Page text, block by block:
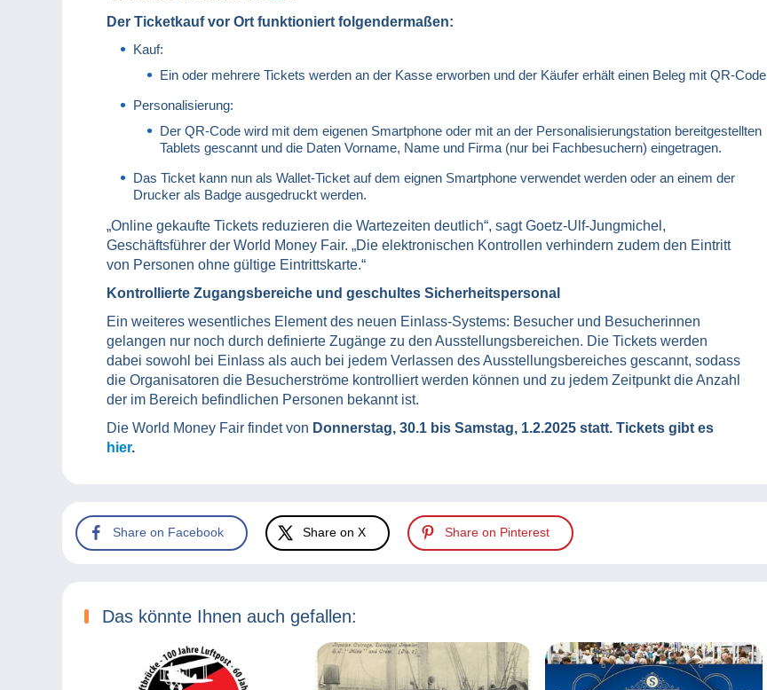
Der Ticketkauf vor Ort funktioniert folgendermaßen:
Kauf:
Ein oder mehrere Tickets werden an der Kasse erworben und der Käufer erhält einen Beleg mit QR-Code
Personalisierung:
Der QR-Code wird mit dem eigenen Smartphone oder mit an der Personalisierungstation bereitgestellten
Tablets gescannt und die Daten Vorname, Name und Firma (nur bei Fachbesuchern) eingetragen.
Das Ticket kann nun als Wallet-Ticket auf dem eignen Smartphone verwendet werden oder an einem der
Drucker als Badge ausgedruckt werden.
„Online gekaufte Tickets reduzieren die Wartezeiten deutlich“, sagt Goetz-Ulf-Jungmichel,
Geschäftsführer der World Money Fair. „Die elektronischen Kontrollen verhindern zudem den Eintritt
von Personen ohne gültige Eintrittskarte.“
Kontrollierte Zugangsbereiche und geschultes Sicherheitspersonal
Ein weiteres wesentliches Element des neuen Einlass-Systems: Besucher und Besucherinnen
gelangen nur noch durch definierte Zugänge zu den Ausstellungsbereichen. Die Tickets werden
dabei sowohl bei Einlass als auch bei jedem Verlassen des Ausstellungsbereiches gescannt, sodass
die Organisatoren die Besucherströme kontrolliert werden können und zu jedem Zeitpunkt die Anzahl
der im Bereich befindlichen Personen bekannt ist.
Die World Money Fair findet von Donnerstag, 30.1 bis Samstag, 1.2.2025 statt. Tickets gibt es
hier.
Share on Facebook Share on X Share on Pinterest
Das könnte Ihnen auch gefallen: